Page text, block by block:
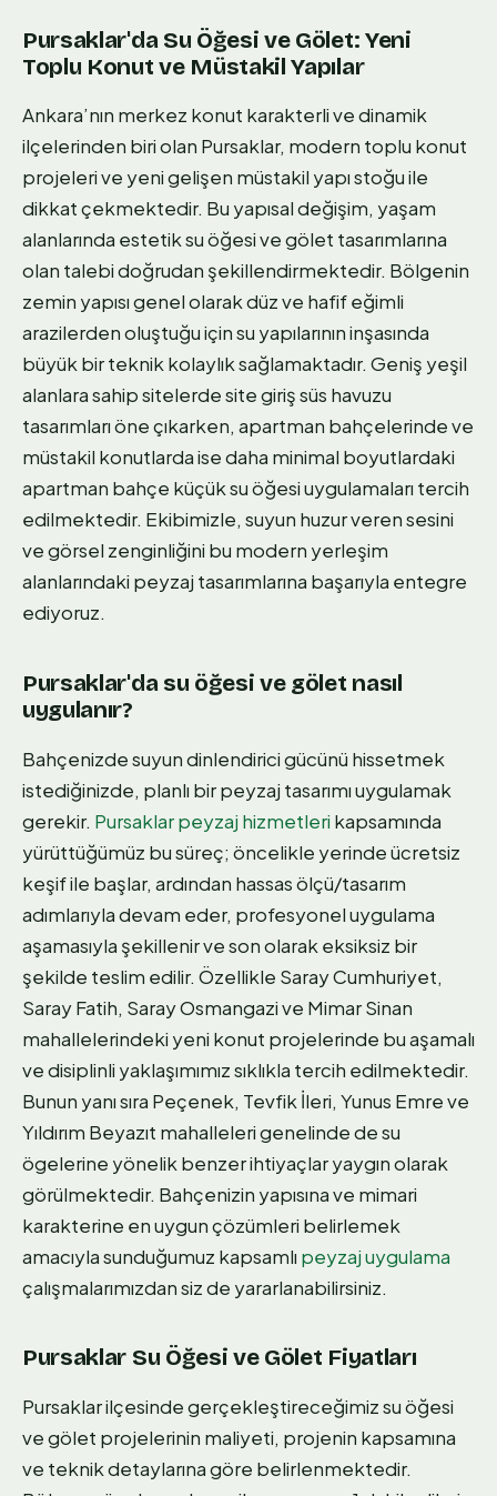
Pursaklar'da Su Öğesi ve Gölet: Yeni
Toplu Konut ve Müstakil Yapılar
Ankara’nın merkez konut karakterli ve dinamik
ilçelerinden biri olan Pursaklar, modern toplu konut
projeleri ve yeni gelişen müstakil yapı stoğu ile
dikkat çekmektedir. Bu yapısal değişim, yaşam
alanlarında estetik su öğesi ve gölet tasarımlarına
olan talebi doğrudan şekillendirmektedir. Bölgenin
zemin yapısı genel olarak düz ve hafif eğimli
arazilerden oluştuğu için su yapılarının inşasında
büyük bir teknik kolaylık sağlamaktadır. Geniş yeşil
alanlara sahip sitelerde site giriş süs havuzu
tasarımları öne çıkarken, apartman bahçelerinde ve
müstakil konutlarda ise daha minimal boyutlardaki
apartman bahçe küçük su öğesi uygulamaları tercih
edilmektedir. Ekibimizle, suyun huzur veren sesini
ve görsel zenginliğini bu modern yerleşim
alanlarındaki peyzaj tasarımlarına başarıyla entegre
ediyoruz.
Pursaklar'da su öğesi ve gölet nasıl
uygulanır?
Bahçenizde suyun dinlendirici gücünü hissetmek
istediğinizde, planlı bir peyzaj tasarımı uygulamak
gerekir. Pursaklar peyzaj hizmetleri kapsamında
yürüttüğümüz bu süreç; öncelikle yerinde ücretsiz
keşif ile başlar, ardından hassas ölçü/tasarım
adımlarıyla devam eder, profesyonel uygulama
aşamasıyla şekillenir ve son olarak eksiksiz bir
şekilde teslim edilir. Özellikle Saray Cumhuriyet,
Saray Fatih, Saray Osmangazi ve Mimar Sinan
mahallelerindeki yeni konut projelerinde bu aşamalı
ve disiplinli yaklaşımımız sıklıkla tercih edilmektedir.
Bunun yanı sıra Peçenek, Tevfik İleri, Yunus Emre ve
Yıldırım Beyazıt mahalleleri genelinde de su
ögelerine yönelik benzer ihtiyaçlar yaygın olarak
görülmektedir. Bahçenizin yapısına ve mimari
karakterine en uygun çözümleri belirlemek
amacıyla sunduğumuz kapsamlı peyzaj uygulama
çalışmalarımızdan siz de yararlanabilirsiniz.
Pursaklar Su Öğesi ve Gölet Fiyatları
Pursaklar ilçesinde gerçekleştireceğimiz su öğesi
ve gölet projelerinin maliyeti, projenin kapsamına
ve teknik detaylarına göre belirlenmektedir.